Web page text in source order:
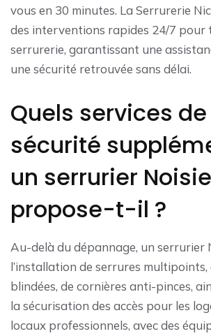
vous en 30 minutes. La Serrurerie
des interventions rapides 24/7 pour
serrurerie, garantissant une
une sécurité retrouvée sans délai.
Quels services de
sécurité
un serrurier
propose-t-il ?
Au-delà du dépannage, un serrurier
l’installation de serrures
blindées, de cornières anti-pinces,
la sécurisation des accès pour les
locaux professionnels, avec des